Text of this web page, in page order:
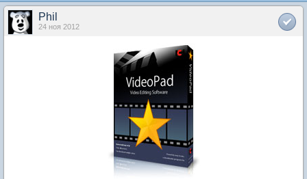
Phil
24 ноя 2012